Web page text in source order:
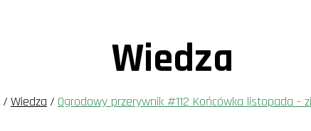
Wiedza
/ Wiedza / Ogrodowy przerywnik #112 Końcówka